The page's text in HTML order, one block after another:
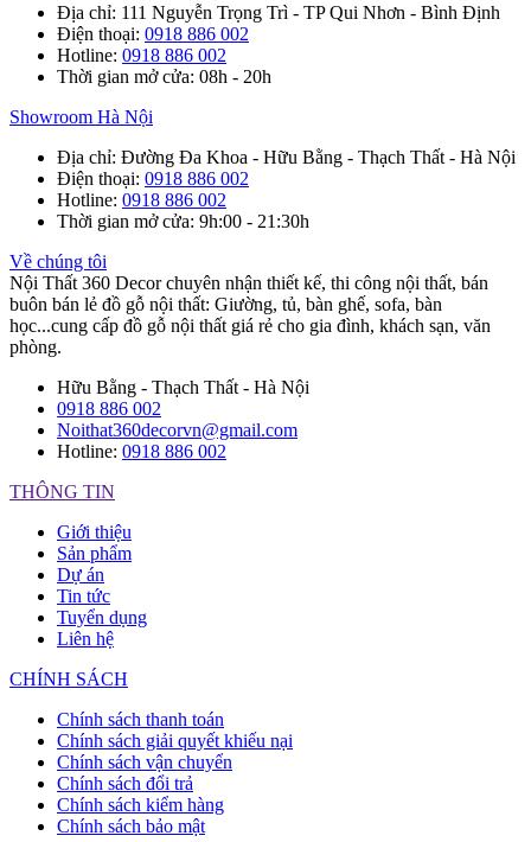
Địa chỉ: 111 Nguyễn Trọng Trì - TP Qui Nhơn - Bình Định
Điện thoại: 0918 886 002
Hotline: 0918 886 002
Thời gian mở cửa: 08h - 20h
Showroom Hà Nội
Địa chỉ: Đường Đa Khoa - Hữu Bằng - Thạch Thất - Hà Nội
Điện thoại: 0918 886 002
Hotline: 0918 886 002
Thời gian mở cửa: 9h:00 - 21:30h
Về chúng tôi
Nội Thất 360 Decor chuyên nhận thiết kế, thi công nội thất, bán
buôn bán lẻ đồ gỗ nội thất: Giường, tủ, bàn ghế, sofa, bàn
học...cung cấp đồ gỗ nội thất giá rẻ cho gia đình, khách sạn, văn
phòng.
Hữu Bằng - Thạch Thất - Hà Nội
0918 886 002
Noithat360decorvn@gmail.com
Hotline: 0918 886 002
THÔNG TIN
Giới thiệu
Sản phẩm
Dự án
Tin tức
Tuyển dụng
Liên hệ
CHÍNH SÁCH
Chính sách thanh toán
Chính sách giải quyết khiếu nại
Chính sách vận chuyển
Chính sách đổi trả
Chính sách kiểm hàng
Chính sách bảo mật